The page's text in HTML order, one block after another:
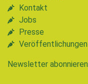
Kontakt
Jobs
Presse
Veröffentlichungen
Newsletter abonnieren